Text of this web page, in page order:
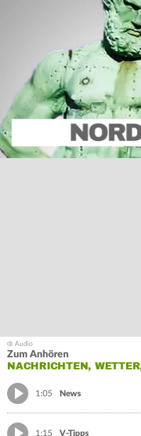
Zum Anhören
NACHRICHTEN,
1:05 News
1:15 V-Tipps